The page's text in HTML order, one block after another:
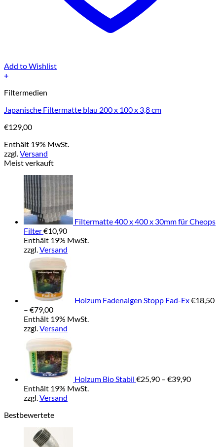
Add to Wishlist
+
Filtermedien
Japanische Filtermatte blau 200 x 100 x 3,8 cm
€129,00
Enthält 19% MwSt.
zzgl.Versand
Meist verkauft
Filtermatte 400 x 400 x 30mm für Cheops
Filter€10,90
Enthält 19% MwSt.
zzgl.Versand
Holzum Fadenalgen Stopp Fad-Ex€18,50
– €79,00Preisspanne:
€18,50
bis
€79,00
Enthält 19% MwSt.
zzgl.Versand
Holzum Bio Stabil €25,90 – €39,90
Enthält 19% MwSt.
zzgl.Versand
Bestbewertete